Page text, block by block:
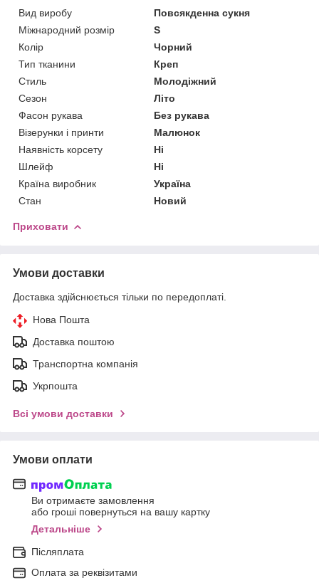
Вид виробу
Повсякденна сукня
Міжнародний розмір
S
Колір
Чорний
Тип тканини
Креп
Стиль
Молодіжний
Сезон
Літо
Фасон рукава
Без рукава
Візерунки і принти
Малюнок
Наявність корсету
Ні
Шлейф
Ні
Країна виробник
Україна
Стан
Новий
Приховати
Умови доставки
Доставка здійснюється тільки по передоплаті.
Нова Пошта
Доставка поштою
Транспортна компанія
Укрпошта
Всі умови доставки
Умови оплати
Ви отримаєте замовлення
або гроші повернуться на вашу картку
Детальніше
Післяплата
Оплата за реквізитами